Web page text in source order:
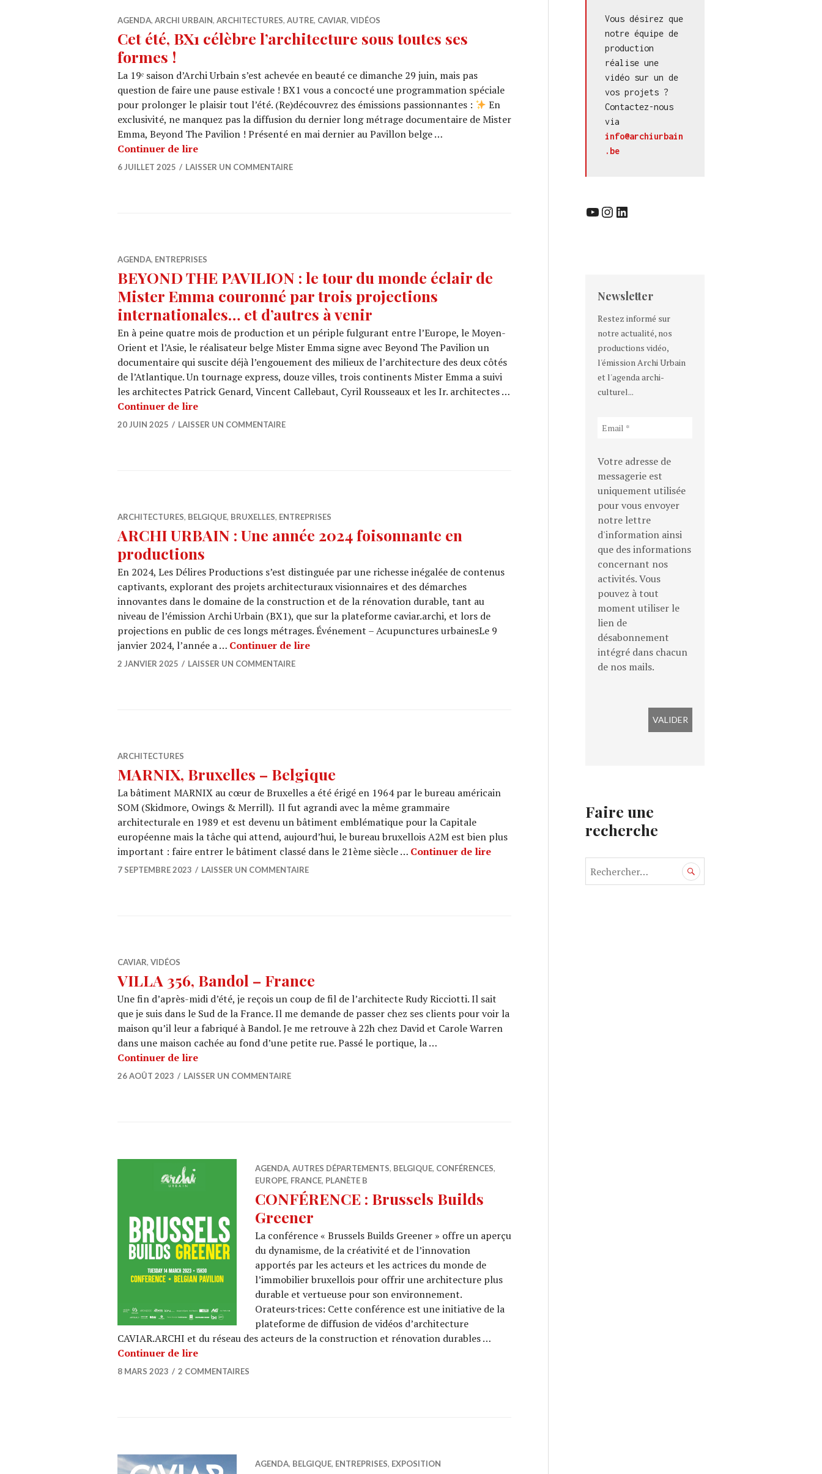
AGENDA, ARCHI URBAIN, ARCHITECTURES, AUTRE, CAVIAR, VIDÉOS
Cet été, BX1 célèbre l’architecture sous toutes ses
formes !
La 19ᵉ saison d’Archi Urbain s’est achevée en beauté ce dimanche 29 juin, mais pas
question de faire une pause estivale ! BX1 vous a concocté une programmation spéciale
pour prolonger le plaisir tout l’été. (Re)découvrez des émissions passionnantes :
En
exclusivité, ne manquez pas la diffusion du dernier long métrage documentaire de Mister
Emma, Beyond The Pavilion ! Présenté en mai dernier au Pavillon belge …
Continuer de lireCet été, BX1 célèbre l’architecture sous toutes ses formes !
6 JUILLET 2025 LAISSER UN COMMENTAIRE
AGENDA, ENTREPRISES
BEYOND THE PAVILION : le tour du monde éclair de
Mister Emma couronné par trois projections
internationales… et d’autres à venir
En à peine quatre mois de production et un périple fulgurant entre l’Europe, le Moyen-
Orient et l’Asie, le réalisateur belge Mister Emma signe avec Beyond The Pavilion un
documentaire qui suscite déjà l’engouement des milieux de l’architecture des deux côtés
de l’Atlantique. Un tournage express, douze villes, trois continents Mister Emma a suivi
les architectes Patrick Genard, Vincent Callebaut, Cyril Rousseaux et les Ir. architectes …
Continuer de lireBEYOND THE PAVILION : le tour du monde éclair de Mister Emma couronné par trois projections internationales… et d’autres à
20 JUIN 2025 LAISSER UN COMMENTAIRE
ARCHITECTURES, BELGIQUE, BRUXELLES, ENTREPRISES
ARCHI URBAIN : Une année 2024 foisonnante en
productions
En 2024, Les Délires Productions s’est distinguée par une richesse inégalée de contenus
captivants, explorant des projets architecturaux visionnaires et des démarches
innovantes dans le domaine de la construction et de la rénovation durable, tant au
niveau de l’émission Archi Urbain (BX1), que sur la plateforme caviar.archi, et lors de
projections en public de ces longs métrages. Événement – Acupunctures urbainesLe 9
janvier 2024, l’année a … Continuer de lireARCHI URBAIN : Une année 2024 foisonnante en productions
2 JANVIER 2025 LAISSER UN COMMENTAIRE
ARCHITECTURES
MARNIX, Bruxelles – Belgique
La bâtiment MARNIX au cœur de Bruxelles a été érigé en 1964 par le bureau américain
SOM (Skidmore, Owings & Merrill). Il fut agrandi avec la même grammaire
architecturale en 1989 et est devenu un bâtiment emblématique pour la Capitale
européenne mais la tâche qui attend, aujourd’hui, le bureau bruxellois A2M est bien plus
important : faire entrer le bâtiment classé dans le 21ème siècle … Continuer de lireMARNIX, Bruxelles – Belgique
7 SEPTEMBRE 2023 LAISSER UN COMMENTAIRE
CAVIAR, VIDÉOS
VILLA 356, Bandol – France
Une fin d’après-midi d’été, je reçois un coup de fil de l’architecte Rudy Ricciotti. Il sait
que je suis dans le Sud de la France. Il me demande de passer chez ses clients pour voir la
maison qu’il leur a fabriqué à Bandol. Je me retrouve à 22h chez David et Carole Warren
dans une maison cachée au fond d’une petite rue. Passé le portique, la …
Continuer de lireVILLA 356, Bandol – France
26 AOÛT 2023 LAISSER UN COMMENTAIRE
AGENDA, AUTRES DÉPARTEMENTS, BELGIQUE, CONFÉRENCES,
EUROPE, FRANCE, PLANÈTE B
CONFÉRENCE : Brussels Builds
Greener
La conférence « Brussels Builds Greener » offre un aperçu
du dynamisme, de la créativité et de l’innovation
apportés par les acteurs et les actrices du monde de
l’immobilier bruxellois pour offrir une architecture plus
durable et vertueuse pour son environnement.
Orateurs·trices: Cette conférence est une initiative de la
plateforme de diffusion de vidéos d’architecture
CAVIAR.ARCHI et du réseau des acteurs de la construction et rénovation durables …
Continuer de lireCONFÉRENCE : Brussels Builds Greener
8 MARS 2023 2 COMMENTAIRES
AGENDA, BELGIQUE, ENTREPRISES, EXPOSITION
Vous désirez que
notre équipe de
production
réalise une
vidéo sur un de
vos projets ?
Contactez-nous
info@archiurbain
.be
YouTube InstagramLinkedIn
Newsletter
Restez informé sur
notre actualité, nos
productions vidéo,
l'émission Archi Urbain
et l'agenda archi-
culturel...
Votre adresse de
messagerie est
uniquement utilisée
pour vous envoyer
notre lettre
d'information ainsi
que des informations
concernant nos
activités. Vous
pouvez à tout
moment utiliser le
lien de
désabonnement
intégré dans chacun
de nos mails.
Faire une
recherche